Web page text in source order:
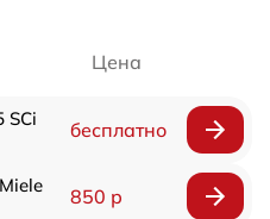
Цена
SCi
бесплатно
850 р